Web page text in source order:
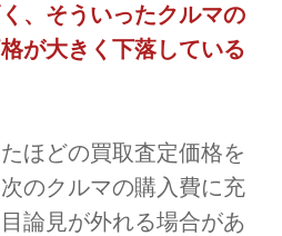
、そういったクルマの
が大きく下落している
ほどの買取査定価格を
のクルマの購入費に充
論見が外れる場合があ